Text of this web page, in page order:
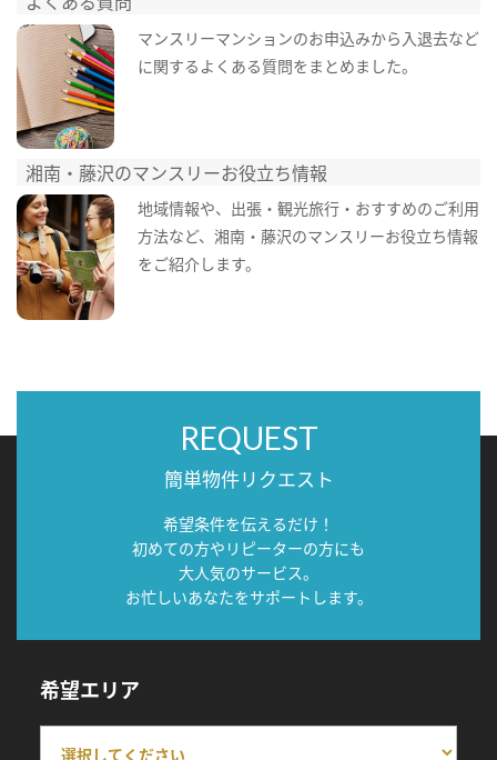
マンスリーマンションのお申込みから入退去など
に関するよくある質問をまとめました。
湘南・藤沢のマンスリーお役立ち情報
地域情報や、出張・観光旅行・おすすめのご利用
方法など、湘南・藤沢のマンスリーお役立ち情報
をご紹介します。
REQUEST
簡単物件リクエスト
希望条件を伝えるだけ！
初めての方やリピーターの方にも
大人気のサービス。
お忙しいあなたをサポートします。
希望エリア